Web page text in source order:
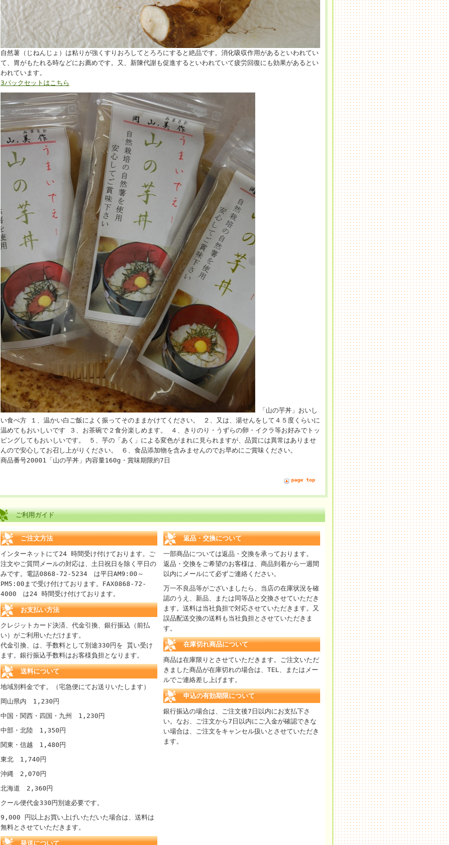
自然薯（じねんじょ）は粘りが強くすりおろしてとろろにすると絶品です。消化吸収作用があるといわれてい
て、胃がもたれる時などにお薦めです。又、新陳代謝も促進するといわれていて疲労回復にも効果があるとい
われています。
3パックセットはこちら
「山の芋丼」おいし
い食べ方 １、温かい白ご飯によく振ってそのままかけてください。 ２、又は、湯せんをして４５度くらいに
温めてもおいしいです ３、お茶碗で２食分楽しめます。 ４、きりのり・うずらの卵・イクラ等お好みでトッ
ピングしてもおいしいです。 ５、芋の「あく」による変色がまれに見られますが、品質には異常はありませ
んので安心してお召し上がりください。 ６、食品添加物を含みませんのでお早めにご賞味ください。
商品番号20001「山の芋丼」内容量160g・賞味期限約7日
page top
ご利用ガイド
ご注文方法
インターネットにて24 時間受け付けております。ご
注文やご質問メールの対応は、土日祝日を除く平日の
みです。電話0868-72-5234 は平日AM9:00～
PM5:00まで受け付けております。FAX0868-72-
4000 は24 時間受け付けております。
お支払い方法
クレジットカード決済、代金引換、銀行振込（前払
い）がご利用いただけます。
代金引換、は、手数料として別途330円を 貰い受け
ます。銀行振込手数料はお客様負担となります。
送料について
地域別料金です。（宅急便にてお送りいたします）
岡山県内 1,230円
中国・関西・四国・九州 1,230円
中部・北陸 1,350円
関東・信越 1,480円
東北 1,740円
沖縄 2,070円
北海道 2,360円
クール便代金330円別途必要です。
9,000 円以上お買い上げいただいた場合は、送料は
無料とさせていただきます。
発送について
返品・交換について
一部商品については返品・交換を承っております。
返品・交換をご希望のお客様は、商品到着から一週間
以内にメールにて必ずご連絡ください。
万一不良品等がございましたら、当店の在庫状況を確
認のうえ、新品、または同等品と交換させていただき
ます。送料は当社負担で対応させていただきます。又
誤品配送交換の送料も当社負担とさせていただきま
す。
在庫切れ商品について
商品は在庫限りとさせていただきます。ご注文いただ
きました商品が在庫切れの場合は、TEL、またはメー
ルでご連絡差し上げます。
申込の有効期限について
銀行振込の場合は、ご注文後7日以内にお支払下さ
い。なお、ご注文から7日以内にご入金が確認できな
い場合は、ご注文をキャンセル扱いとさせていただき
ます。